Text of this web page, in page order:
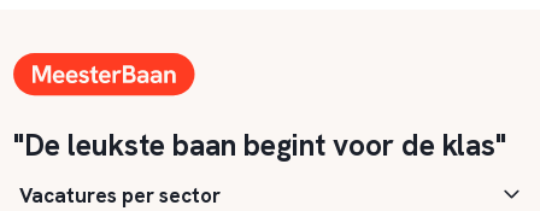
"De leukste baan begint voor de klas"
Vacatures per sector